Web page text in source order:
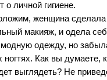
о личной гигиене.
женщина сделала
макияж, и одела
одежду, но
ногтях. Как вы думаете,
выглядеть? Не